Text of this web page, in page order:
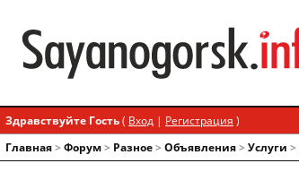
Здравствуйте Гость( Вход | Регистрация )
Главная> Форум> Разное> Объявления> Услуги >